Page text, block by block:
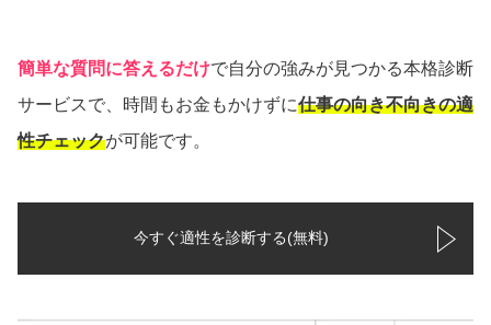
簡単な質問に答えるだけで自分の強みが見つかる本格診断
サービスで、時間もお金もかけずに仕事の向き不向きの適
性チェックが可能です。
今すぐ適性を診断する(無料)